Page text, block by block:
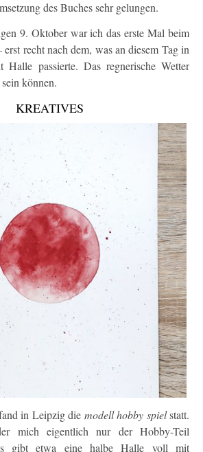
des Buches sehr gelungen.
9. Oktober war ich das erste Mal beim
recht nach dem, was an diesem Tag in
Halle passierte. Das regnerische Wetter
können.
KREATIVES
in Leipzig die modell hobby spielstatt.
mich eigentlich nur der Hobby-Teil
gibt etwa eine halbe Halle voll mit